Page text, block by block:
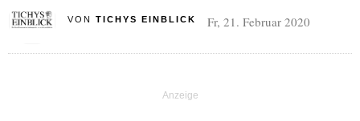
VON TICHYS EINBLICK Fr, 21. Februar 2020